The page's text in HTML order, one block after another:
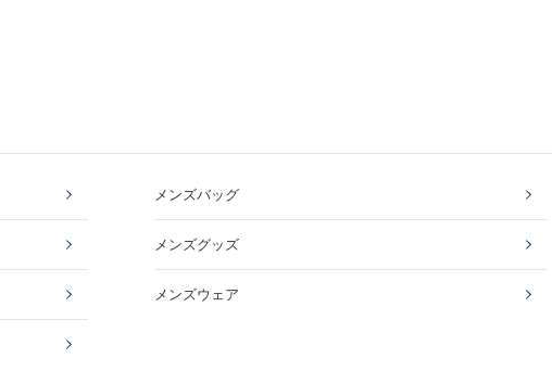
メンズバッグ
メンズグッズ
メンズウェア